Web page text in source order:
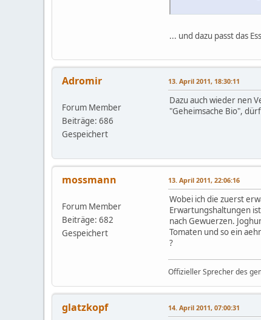
... und dazu passt das
Adromir
Forum Member
Beiträge: 686
Gespeichert
13. April 2011, 18:30:11
Dazu auch wieder nen
"Geheimsache Bio",
mossmann
Forum Member
Beiträge: 682
Gespeichert
13. April 2011, 22:06:16
Wobei ich die zuerst
Erwartungshaltungen
nach Gewuerzen.
Tomaten und so ein
?
Offizieller Sprecher des
glatzkopf 14. April 2011, 07:00:31